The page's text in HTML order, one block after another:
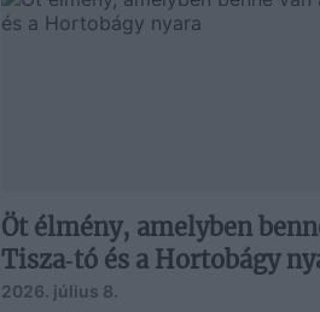
Öt élmény, amelyben
Tisza‑tó és a Hortobágy
2026. július 8.